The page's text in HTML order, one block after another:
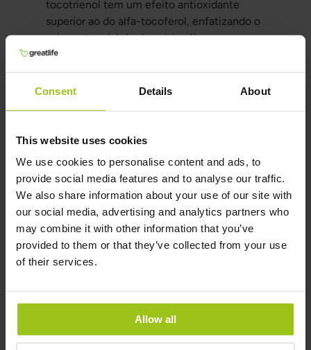
Consent Details About
This website uses cookies
We use cookies to personalise content and ads, to
provide social media features and to analyse our traffic.
We also share information about your use of our site with
our social media, advertising and analytics partners who
may combine it with other information that you’ve
provided to them or that they’ve collected from your use
of their services.
Allow all
tocotrienol tem um efeito antioxidante
superior ao do alfa-tocoferol, enfatizando o
valor potencial dos tocotrienóis nas
propriedades antioxidantes globais da
vitamina E.
Especialistas em medicina
funcional falam sobre a
vitamina E
A farmacêutica e especialista em medicina
funcional Suzy Cohen escreveu o seguinte
sobre a vitamina E:
"A vitamina E é fantástica. Como um nutriente
lipossolúvel, ela nutre o tecido adiposo,
cérebro, mas se você tomar uma forma de
vitamina E de baixa qualidade, é como a